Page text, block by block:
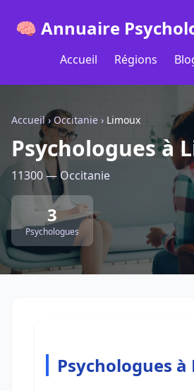
🧠 Annuaire
Accueil Régions
Accueil› Occitanie › Limoux
Psychologues à
11300 — Occitanie
3
Psychologues
Psychologues